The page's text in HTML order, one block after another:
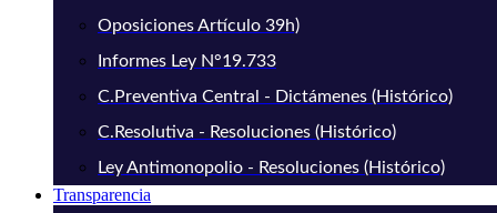
Oposiciones Artículo 39h)
Informes Ley N°19.733
C.Preventiva Central - Dictámenes (Histórico)
C.Resolutiva - Resoluciones (Histórico)
Ley Antimonopolio - Resoluciones (Histórico)
Transparencia